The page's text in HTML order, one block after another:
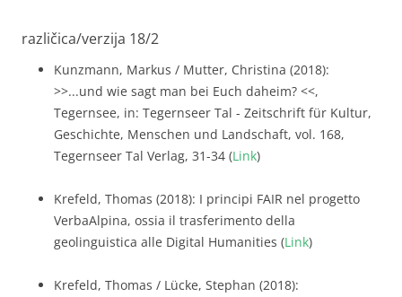
različica/verzija 18/2
Kunzmann, Markus / Mutter, Christina (2018):
>>...und wie sagt man bei Euch daheim? <<,
Tegernsee, in: Tegernseer Tal - Zeitschrift für Kultur,
Geschichte, Menschen und Landschaft, vol. 168,
Tegernseer Tal Verlag, 31-34 (Link)
Krefeld, Thomas (2018): I principi FAIR nel progetto
VerbaAlpina, ossia il trasferimento della
geolinguistica alle Digital Humanities (Link)
Krefeld, Thomas / Lücke, Stephan (2018):